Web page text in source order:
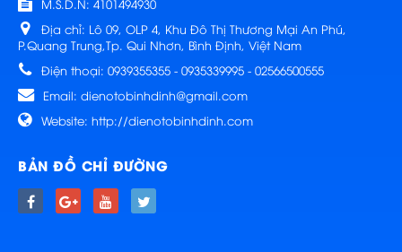
M.S.D.N: 4101494930
Địa chỉ: Lô 09, OLP 4, Khu Đô Thị Thương Mại An Phú,
P.Quang Trung,Tp. Qui Nhơn, Bình Định, Việt Nam
Điện thoại: 0939355355 - 0935339995 - 02566500555
Email: dienotobinhdinh@gmail.com
Website: http://dienotobinhdinh.com
BẢN ĐỒ CHỈ ĐƯỜNG